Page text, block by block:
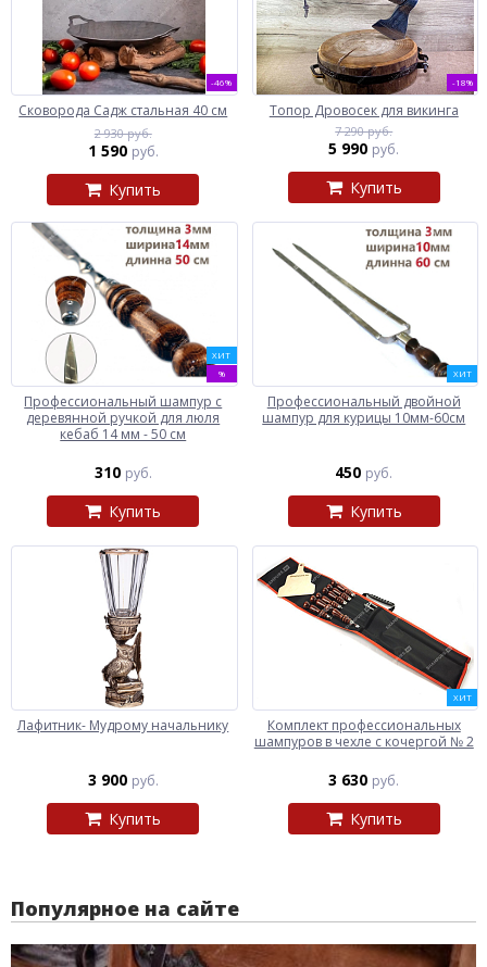
-46%
Сковорода Садж стальная 40 см
2 930 руб.
1 590 руб.
Купить
-18%
Топор Дровосек для викинга
7 290 руб.
5 990 руб.
Купить
ХИТ
%
Профессиональный шампур с
деревянной ручкой для люля
кебаб 14 мм - 50 см
310 руб.
Купить
ХИТ
Профессиональный двойной
шампур для курицы 10мм-60см
450 руб.
Купить
Лафитник- Мудрому начальнику
3 900 руб.
Купить
ХИТ
Комплект профессиональных
шампуров в чехле с кочергой № 2
3 630 руб.
Купить
Популярное на сайте